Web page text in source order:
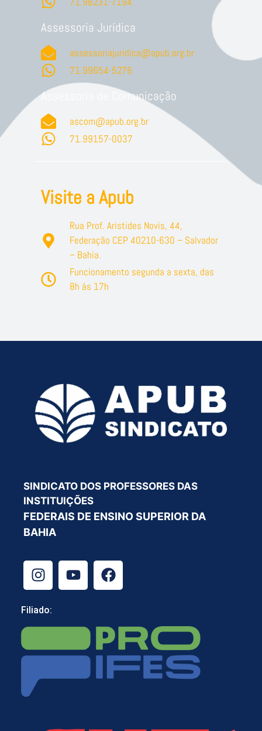
Assessoria Jurídica
assessoriajuridica@apub.org.br
71.99654-5276
Assessoria de Comunicação
ascom@apub.org.br
71.99157-0037
Visite a Apub
Rua Prof. Aristides Novis, 44,
Federação CEP 40210-630 – Salvador
– Bahia.
Funcionamento segunda a sexta, das
8h às 17h
SINDICATO DOS PROFESSORES DAS
INSTITUIÇÕES
FEDERAIS DE ENSINO SUPERIOR DA
BAHIA
Filiado: